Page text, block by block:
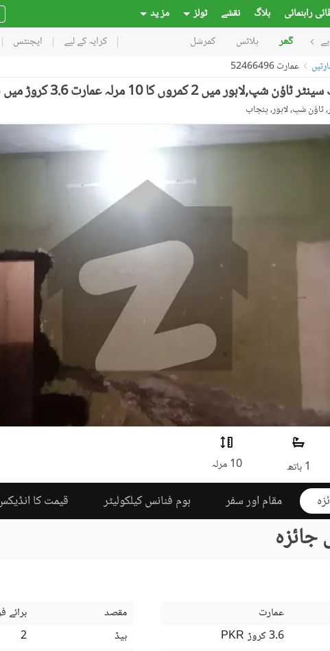
راہنمائی بلاگ نقشے ٹولز مز ید
گھر پلاٹس کمرشل کرایہ کے لیے ایجنٹس
عمارت 52466496
2 کمروں کا 10 مرلہ عمارت 3.6 کروڑ میں برائے فروخت۔
شپ، لاہور، پنجاب
1 باتھ 10 مرلہ
مقام اور سفر ہوم فنانس کیلکولیٹر قیمت کا
عمارت
PKR
3.6 کروڑ
مقصد
بیڈ
2